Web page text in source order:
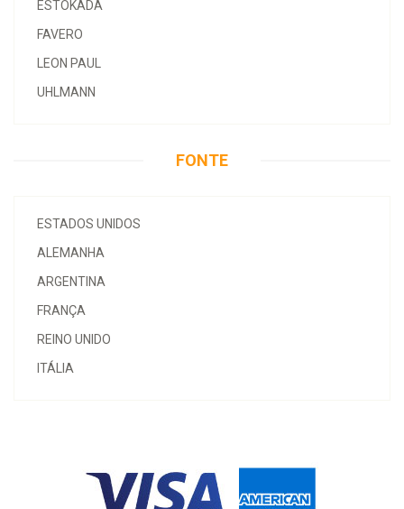
ESTOKADA
FAVERO
LEON PAUL
UHLMANN
FONTE
ESTADOS UNIDOS
ALEMANHA
ARGENTINA
FRANÇA
REINO UNIDO
ITÁLIA